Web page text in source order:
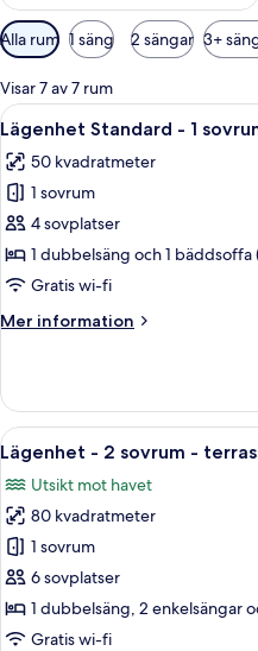
Tillgängliga
filter
för
rum
Alla rum 1 säng 2 sängar 3+
Visar 7 av 7 rum
Öppna
alla
foton
för
Lägenhet
Standard
-
sovrum
havsutsikt
10
Lägenhet Standard - 1
50 kvadratmeter
1 sovrum
4 sovplatser
1 dubbelsäng och 1
Gratis wi-fi
Mer information
Mer
Standard
1
sovrum
-
terrass
havsutsikt
Öppna
alla
foton
för
Lägenhet
-
2
sovrum
11
Lägenhet - 2 sovrum -
Utsikt mot havet
80 kvadratmeter
1 sovrum
6 sovplatser
1 dubbelsäng, 2 enkelsängar
Gratis wi-fi